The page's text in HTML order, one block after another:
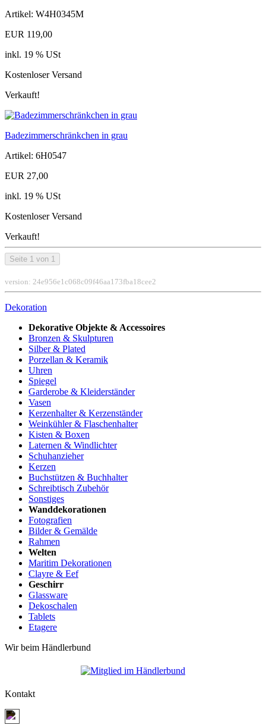
Artikel: W4H0345M
EUR 119,00
inkl. 19 % USt
Kostenloser Versand
Verkauft!
Badezimmerschränkchen in grau
Artikel: 6H0547
EUR 27,00
inkl. 19 % USt
Kostenloser Versand
Verkauft!
Seite 1 von 1
version: 24e956e1c068c09f46aa173fba18cee2
Dekoration
Dekorative Objekte & Accessoires
Bronzen & Skulpturen
Silber & Plated
Porzellan & Keramik
Uhren
Spiegel
Garderobe & Kleiderständer
Vasen
Kerzenhalter & Kerzenständer
Weinkühler & Flaschenhalter
Kisten & Boxen
Laternen & Windlichter
Schuhanzieher
Kerzen
Buchstützen & Buchhalter
Schreibtisch Zubehör
Sonstiges
Wanddekorationen
Fotografien
Bilder & Gemälde
Rahmen
Welten
Maritim Dekorationen
Clayre & Eef
Geschirr
Glassware
Dekoschalen
Tablets
Etagere
Wir beim Händlerbund
Kontakt